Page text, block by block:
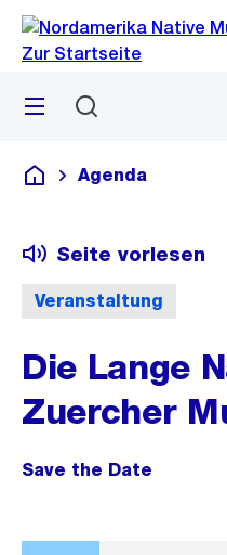
Navigation
Sprunglink
Menü
Deutsch
Agenda
Veranstaltung
Seite vorlesen
Die Lange
Zuercher
Save the Date